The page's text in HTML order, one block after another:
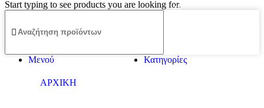
Start typing to see products you are looking for.
Μενού Κατηγορίες
ΑΡΧΙΚΗ